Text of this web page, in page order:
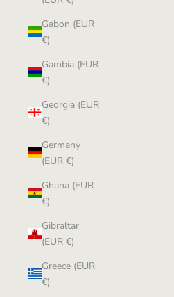
Gabon (EUR
€)
Gambia (EUR
€)
Georgia (EUR
€)
Germany
(EUR €)
Ghana (EUR
€)
Gibraltar
(EUR €)
Greece (EUR
€)